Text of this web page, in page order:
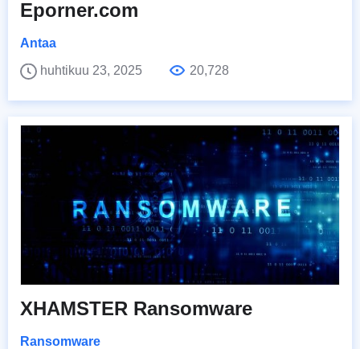
Eporner.com
Antaa
huhtikuu 23, 2025
20,728
XHAMSTER Ransomware
Ransomware